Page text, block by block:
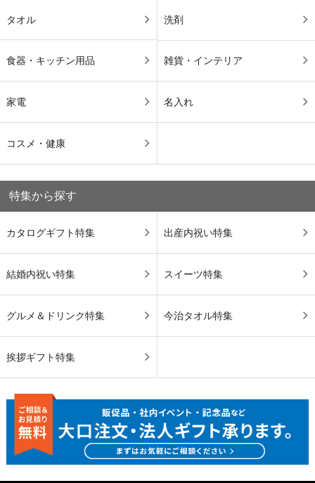
タオル 洗剤
食器・キッチン用品 雑貨・インテリア
家電 名入れ
コスメ・健康
特集から探す
カタログギフト特集 出産内祝い特集
結婚内祝い特集 スイーツ特集
グルメ＆ドリンク特集 今治タオル特集
挨拶ギフト特集